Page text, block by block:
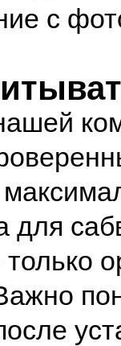
с
для